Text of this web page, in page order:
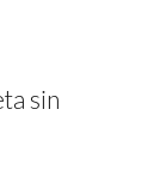
sin